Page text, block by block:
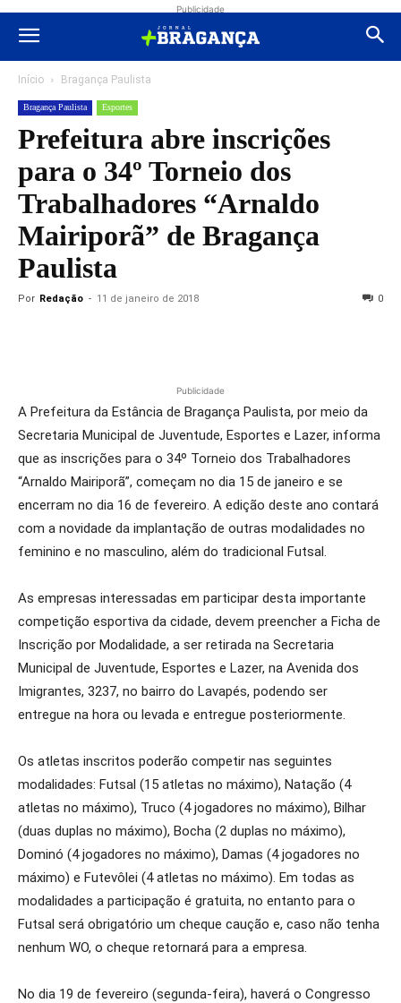
Publicidade
Início Bragança Paulista
Bragança Paulista Esportes
Prefeitura abre inscrições
para o 34º Torneio dos
Trabalhadores “Arnaldo
Mairiporã” de Bragança
Paulista
Por Redação - 11 de janeiro de 2018 0
Publicidade
A Prefeitura da Estância de Bragança Paulista, por meio da
Secretaria Municipal de Juventude, Esportes e Lazer, informa
que as inscrições para o 34º Torneio dos Trabalhadores
“Arnaldo Mairiporã”, começam no dia 15 de janeiro e se
encerram no dia 16 de fevereiro. A edição deste ano contará
com a novidade da implantação de outras modalidades no
feminino e no masculino, além do tradicional Futsal.
As empresas interessadas em participar desta importante
competição esportiva da cidade, devem preencher a Ficha de
Inscrição por Modalidade, a ser retirada na Secretaria
Municipal de Juventude, Esportes e Lazer, na Avenida dos
Imigrantes, 3237, no bairro do Lavapés, podendo ser
entregue na hora ou levada e entregue posteriormente.
Os atletas inscritos poderão competir nas seguintes
modalidades: Futsal (15 atletas no máximo), Natação (4
atletas no máximo), Truco (4 jogadores no máximo), Bilhar
(duas duplas no máximo), Bocha (2 duplas no máximo),
Dominó (4 jogadores no máximo), Damas (4 jogadores no
máximo) e Futevôlei (4 atletas no máximo). Em todas as
modalidades a participação é gratuita, no entanto para o
Futsal será obrigatório um cheque caução e, caso não tenha
nenhum WO, o cheque retornará para a empresa.
No dia 19 de fevereiro (segunda-feira), haverá o Congresso